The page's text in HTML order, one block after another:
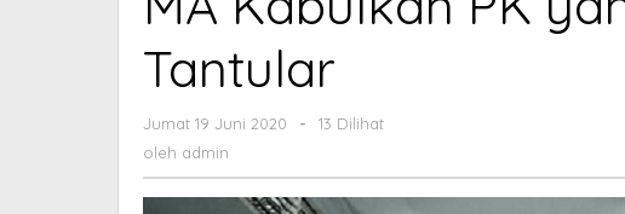
yang
Tantular
Jumat 19 Juni 2020
oleh
-
13 Dilihat
oleh admin